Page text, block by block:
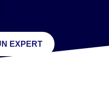
EXPERT